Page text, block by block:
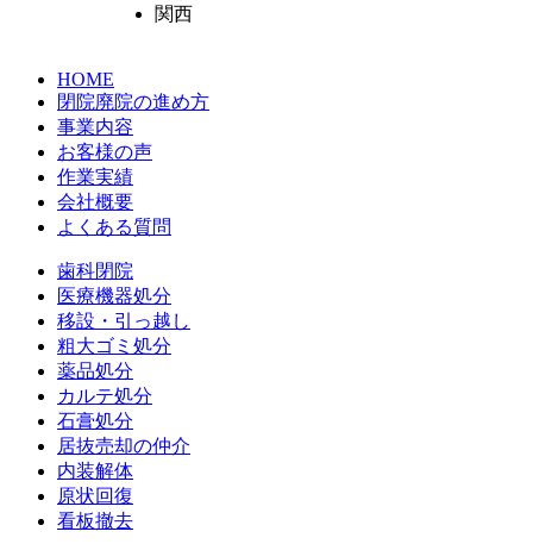
関西
HOME
閉院廃院の進め方
事業内容
お客様の声
作業実績
会社概要
よくある質問
歯科閉院
医療機器処分
移設・引っ越し
粗大ゴミ処分
薬品処分
カルテ処分
石膏処分
居抜売却の仲介
内装解体
原状回復
看板撤去